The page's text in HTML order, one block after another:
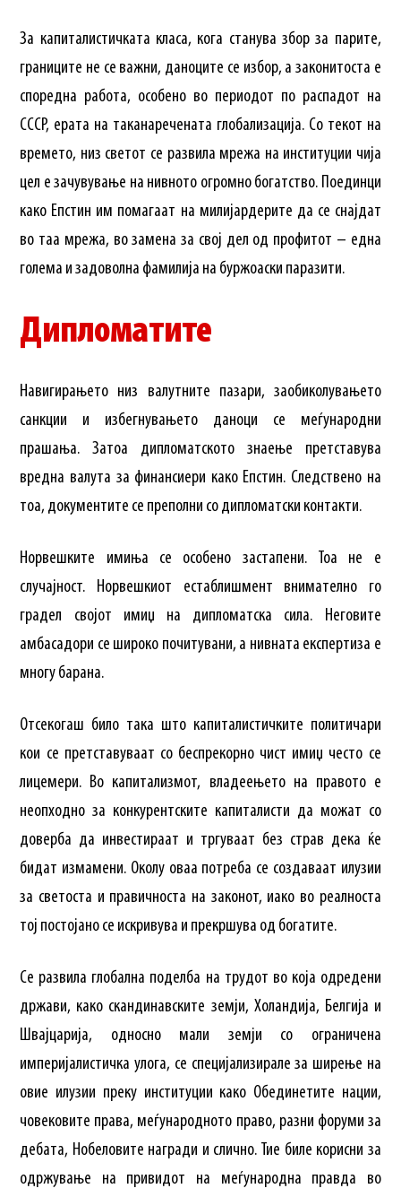
За капиталистичката класа, кога станува збор за парите,
границите не се важни, даноците се избор, а законитоста е
споредна работа, особено во периодот по распадот на
СССР, ерата на таканаречената глобализација. Со текот на
времето, низ светот се развила мрежа на институции чија
цел е зачувување на нивното огромно богатство. Поединци
како Епстин им помагаат на милијардерите да се снајдат
во таа мрежа, во замена за свој дел од профитот – една
голема и задоволна фамилија на буржоаски паразити.
Дипломатите
Навигирањето низ валутните пазари, заобиколувањето
санкции и избегнувањето даноци се меѓународни
прашања. Затоа дипломатското знаење претставува
вредна валута за финансиери како Епстин. Следствено на
тоа, документите се преполни со дипломатски контакти.
Норвешките имиња се особено застапени. Тоа не е
случајност. Норвешкиот естаблишмент внимателно го
градел својот имиџ на дипломатска сила. Неговите
амбасадори се широко почитувани, а нивната експертиза е
многу барана.
Отсекогаш било така што капиталистичките политичари
кои се претставуваат со беспрекорно чист имиџ често се
лицемери. Во капитализмот, владеењето на правото е
неопходно за конкурентските капиталисти да можат со
доверба да инвестираат и тргуваат без страв дека ќе
бидат измамени. Околу оваа потреба се создаваат илузии
за светоста и правичноста на законот, иако во реалноста
тој постојано се искривува и прекршува од богатите.
Се развила глобална поделба на трудот во која одредени
држави, како скандинавските земји, Холандија, Белгија и
Швајцарија, односно мали земји со ограничена
империјалистичка улога, се специјализирале за ширење на
овие илузии преку институции како Обединетите нации,
човековите права, меѓународното право, разни форуми за
дебата, Нобеловите награди и слично. Тие биле корисни за
одржување на привидот на меѓународна правда во